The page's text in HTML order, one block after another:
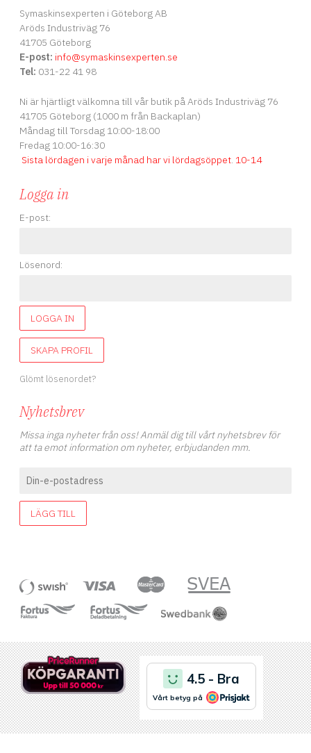
Symaskinsexperten i Göteborg AB
Aröds Industriväg 76
41705 Göteborg
E-post: info@symaskinsexperten.se
Tel: 031-22 41 98
Ni är hjärtligt välkomna till vår butik på Aröds Industriväg 76
41705 Göteborg (1000 m från Backaplan)
Måndag till Torsdag 10:00-18:00
Fredag 10:00-16:30
Sista lördagen i varje månad har vi lördagsöppet. 10-14
Logga in
E-post:
Lösenord:
LOGGA IN
SKAPA PROFIL
Glömt lösenordet?
Nyhetsbrev
Missa inga nyheter från oss! Anmäl dig till vårt nyhetsbrev för
att ta emot information om nyheter, erbjudanden mm.
LÄGG TILL